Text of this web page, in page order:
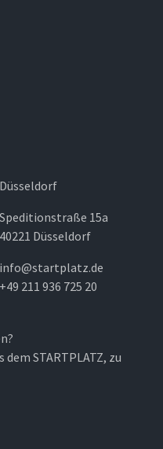
Düsseldorf
Speditionstraße 15a
40221 Düsseldorf
info@startplatz.de
+49 211 936 725 20
STARTPLATZ, zu